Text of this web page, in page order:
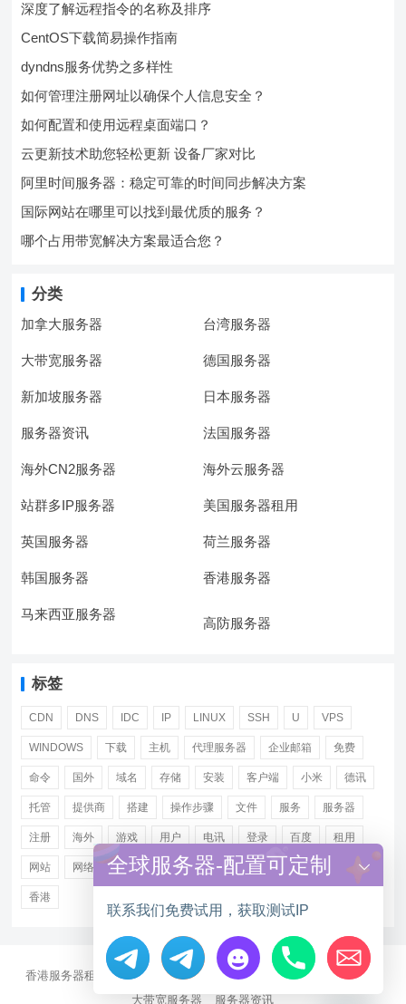
深度了解远程指令的名称及排序
CentOS下载简易操作指南
dyndns服务优势之多样性
如何管理注册网址以确保个人信息安全？
如何配置和使用远程桌面端口？
云更新技术助您轻松更新 设备厂家对比
阿里时间服务器：稳定可靠的时间同步解决方案
国际网站在哪里可以找到最优质的服务？
哪个占用带宽解决方案最适合您？
分类
加拿大服务器 台湾服务器
大带宽服务器 德国服务器
新加坡服务器 日本服务器
服务器资讯 法国服务器
海外CN2服务器 海外云服务器
站群多IP服务器 美国服务器租用
英国服务器 荷兰服务器
韩国服务器 香港服务器
马来西亚服务器
高防服务器
标签
CDN DNS IDC IP LINUX SSH U VPS
WINDOWS 下载 主机 代理服务器 企业邮箱 免费
命令 国外 域名 存储 安装 客户端 小米 德讯
托管 提供商 搭建 操作步骤 文件 服务 服务器
注册 海外 游戏 用户 电讯 登录 百度 租用
网站 网络 腾讯 虚拟主机 证书 配置 阿里
香港
香港服务器租用 海外CN2服务器 站群多IP服务器
海外云服务器
大带宽服务器
服务器资讯
Hide chaty
全球服务器-配置可定制
联系我们免费试用，获取测试IP